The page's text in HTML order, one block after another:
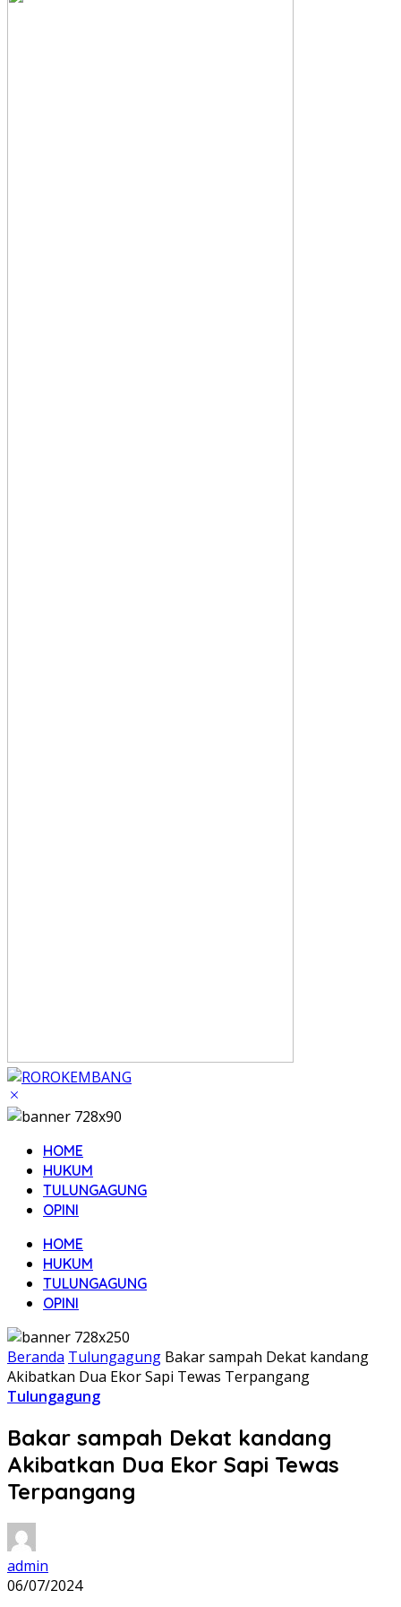
HOME
HUKUM
TULUNGAGUNG
OPINI
HOME
HUKUM
TULUNGAGUNG
OPINI
Beranda Tulungagung Bakar sampah Dekat kandang
Akibatkan Dua Ekor Sapi Tewas Terpangang
Tulungagung
Bakar sampah Dekat kandang
Akibatkan Dua Ekor Sapi Tewas
Terpangang
admin
06/07/2024